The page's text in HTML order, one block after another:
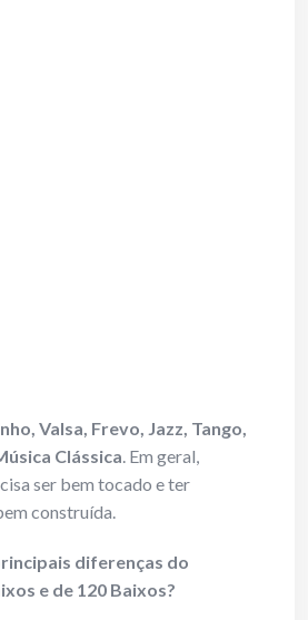
Valsa, Frevo, Jazz, Tango,
Clássica. Em geral,
ser bem tocado e ter
construída.
diferenças do
e de 120 Baixos?